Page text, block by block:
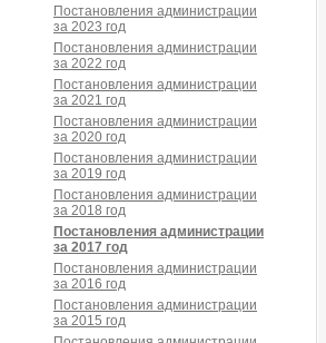
Постановления администрации
за 2023 год
Постановления администрации
за 2022 год
Постановления администрации
за 2021 год
Постановления администрации
за 2020 год
Постановления администрации
за 2019 год
Постановления администрации
за 2018 год
Постановления администрации
за 2017 год
Постановления администрации
за 2016 год
Постановления администрации
за 2015 год